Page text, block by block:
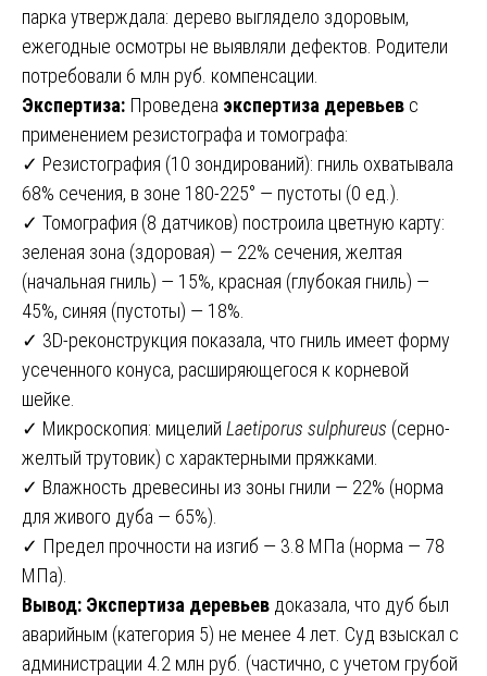
парка утверждала: дерево выглядело здоровым,
ежегодные осмотры не выявляли дефектов. Родители
потребовали 6 млн руб. компенсации.
Экспертиза: Проведена экспертиза деревьев с
применением резистографа и томографа:
✓ Резистография (10 зондирований): гниль охватывала
68% сечения, в зоне 180-225° — пустоты (0 ед.).
✓ Томография (8 датчиков) построила цветную карту:
зеленая зона (здоровая) — 22% сечения, желтая
(начальная гниль) — 15%, красная (глубокая гниль) —
45%, синяя (пустоты) — 18%.
✓ 3D-реконструкция показала, что гниль имеет форму
усеченного конуса, расширяющегося к корневой
шейке.
✓ Микроскопия: мицелий Laetiporus sulphureus (серно-
желтый трутовик) с характерными пряжками.
✓ Влажность древесины из зоны гнили — 22% (норма
для живого дуба — 65%).
✓ Предел прочности на изгиб — 3.8 МПа (норма — 78
МПа).
Вывод: Экспертиза деревьев доказала, что дуб был
аварийным (категория 5) не менее 4 лет. Суд взыскал с
администрации 4.2 млн руб. (частично, с учетом грубой